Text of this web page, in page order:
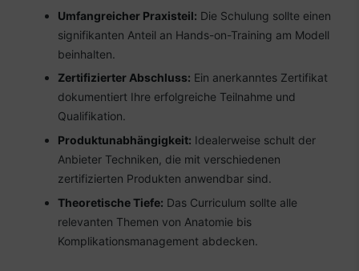
Umfangreicher Praxisteil: Die Schulung sollte einen
signifikanten Anteil an Hands-on-Training am Modell
beinhalten.
Zertifizierter Abschluss: Ein anerkanntes Zertifikat
dokumentiert Ihre erfolgreiche Teilnahme und
Qualifikation.
Produktunabhängigkeit: Idealerweise schult der
Anbieter Techniken, die mit verschiedenen
zertifizierten Produkten anwendbar sind.
Theoretische Tiefe: Das Curriculum sollte alle
relevanten Themen von Anatomie bis
Komplikationsmanagement abdecken.